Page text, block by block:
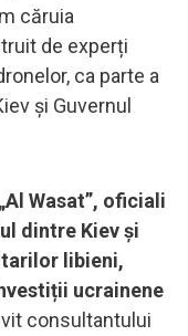
căruia
de experți
ca parte a
și Guvernul
Wasat”, oficiali
dintre Kiev și
libieni,
ucrainene
consultantului